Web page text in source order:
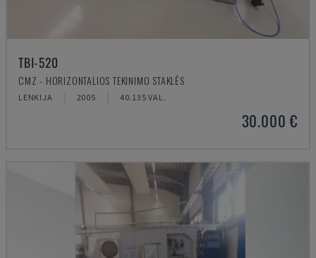
TBI-520
CMZ - HORIZONTALIOS TEKINIMO STAKLĖS
LENKIJA 2005 40.135 VAL.
30.000 €